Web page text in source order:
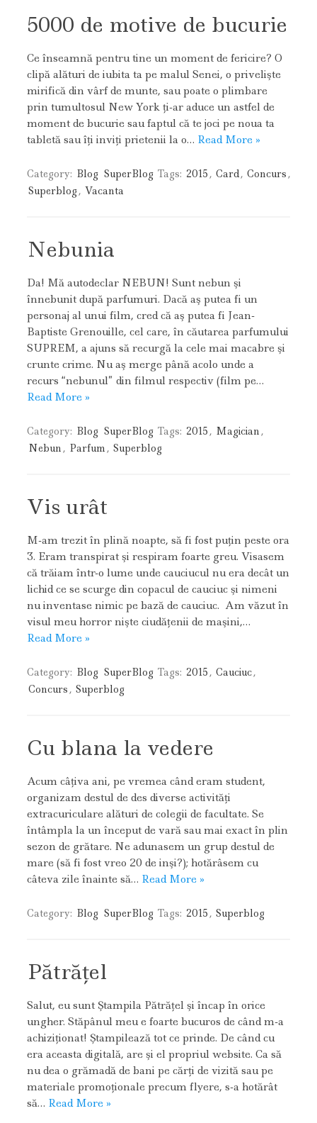
5000 de motive de bucurie
Ce înseamnă pentru tine un moment de fericire? O
clipă alături de iubita ta pe malul Senei, o privelişte
mirifică din vârf de munte, sau poate o plimbare
prin tumultosul New York ţi-ar aduce un astfel de
moment de bucurie sau faptul că te joci pe noua ta
tabletă sau îţi inviţi prietenii la o… Read More »
Category: Blog SuperBlog Tags: 2015 , Card, Concurs ,
Superblog, Vacanta
Nebunia
Da! Mă autodeclar NEBUN! Sunt nebun şi
înnebunit după parfumuri. Dacă aş putea fi un
personaj al unui film, cred că aş putea fi Jean-
Baptiste Grenouille, cel care, în căutarea parfumului
SUPREM, a ajuns să recurgă la cele mai macabre şi
crunte crime. Nu aş merge până acolo unde a
recurs “nebunul” din filmul respectiv (film pe…
Read More »
Category: Blog SuperBlog Tags: 2015 , Magician ,
Nebun , Parfum , Superblog
Vis urât
M-am trezit în plină noapte, să fi fost puţin peste ora
3. Eram transpirat şi respiram foarte greu. Visasem
că trăiam într-o lume unde cauciucul nu era decât un
lichid ce se scurge din copacul de cauciuc şi nimeni
nu inventase nimic pe bază de cauciuc. Am văzut în
visul meu horror nişte ciudăţenii de maşini,…
Read More »
Category: Blog SuperBlog Tags: 2015 , Cauciuc,
Concurs , Superblog
Cu blana la vedere
Acum câţiva ani, pe vremea când eram student,
organizam destul de des diverse activităţi
extracuriculare alături de colegii de facultate. Se
întâmpla la un început de vară sau mai exact în plin
sezon de grătare. Ne adunasem un grup destul de
mare (să fi fost vreo 20 de inşi?); hotărâsem cu
câteva zile înainte să… Read More »
Category: Blog SuperBlog Tags: 2015 , Superblog
Pătrăţel
Salut, eu sunt Ştampila Pătrăţel şi încap în orice
ungher. Stăpânul meu e foarte bucuros de când m-a
achiziţionat! Ştampilează tot ce prinde. De când cu
era aceasta digitală, are şi el propriul website. Ca să
nu dea o grămadă de bani pe cărţi de vizită sau pe
materiale promoţionale precum flyere, s-a hotărât
să… Read More »